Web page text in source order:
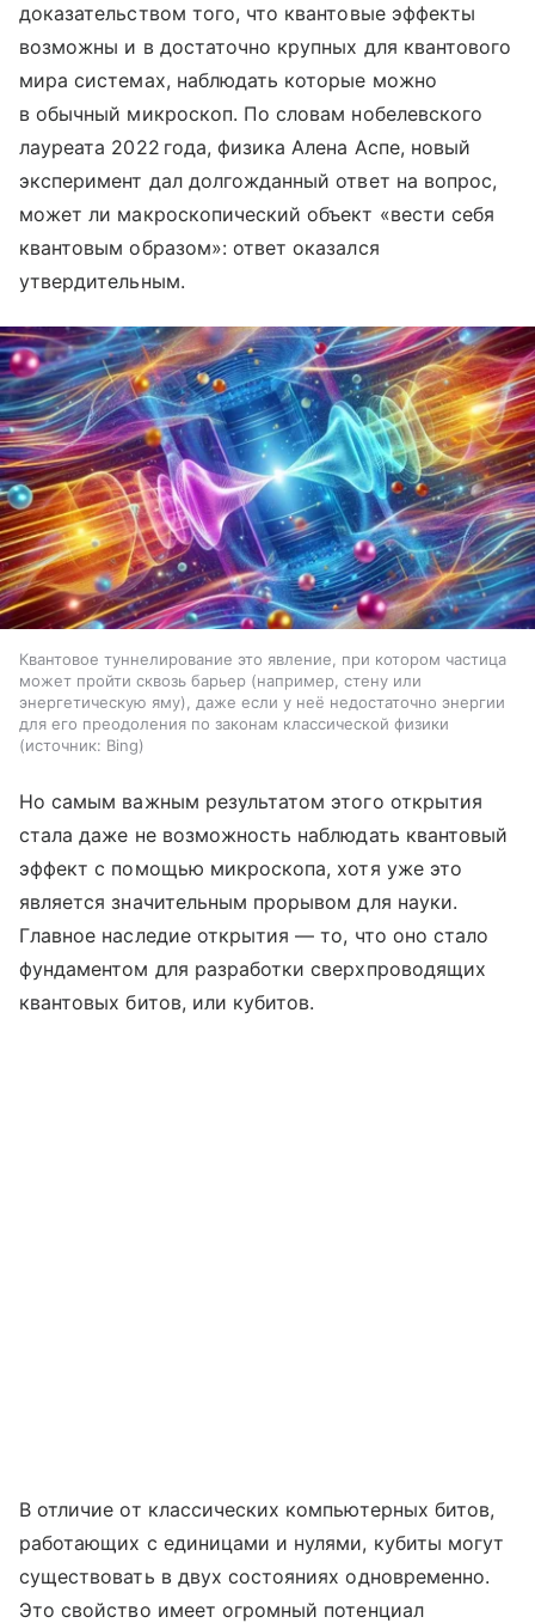
доказательством того, что квантовые эффекты
возможны и в достаточно крупных для квантового
мира системах, наблюдать которые можно
в обычный микроскоп. По словам нобелевского
лауреата 2022 года, физика Алена Аспе, новый
эксперимент дал долгожданный ответ на вопрос,
может ли макроскопический объект «вести себя
квантовым образом»: ответ оказался
утвердительным.
Квантовое туннелирование это явление, при котором частица
может пройти сквозь барьер (например, стену или
энергетическую яму), даже если у неё недостаточно энергии
для его преодоления по законам классической физики
источник: Bing
Но самым важным результатом этого открытия
стала даже не возможность наблюдать квантовый
эффект с помощью микроскопа, хотя уже это
является значительным прорывом для науки.
Главное наследие открытия — то, что оно стало
фундаментом для разработки сверхпроводящих
квантовых битов, или кубитов.
В отличие от классических компьютерных битов,
работающих с единицами и нулями, кубиты могут
существовать в двух состояниях одновременно.
Это свойство имеет огромный потенциал